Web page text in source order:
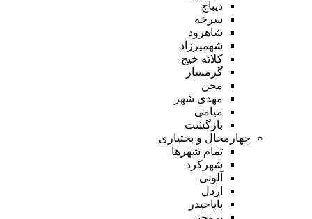
دیباج
سرخه
شاهرود
شهمیرزاد
کلاته خیج
گرمسار
مجن
مهدی شهر
میامی
بازگشت
چهارمحال و بختیاری
تمام شهر‌ها
شهرکرد
آلونی
اردل
باباحیدر